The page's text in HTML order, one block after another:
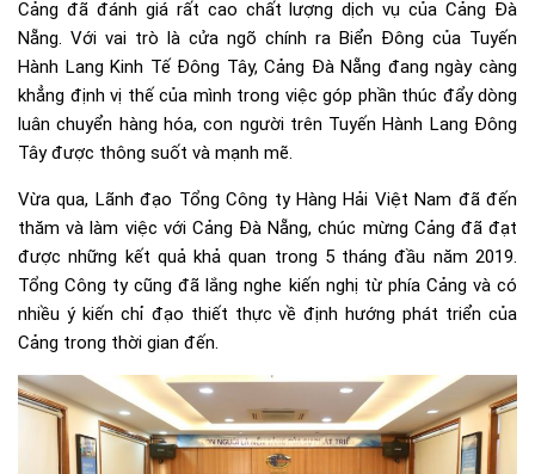
Cảng đã đánh giá rất cao chất lượng dịch vụ của Cảng Đà
Nẵng. Với vai trò là cửa ngõ chính ra Biển Đông của Tuyến
Hành Lang Kinh Tế Đông Tây, Cảng Đà Nẵng đang ngày càng
khẳng định vị thế của mình trong việc góp phần thúc đẩy dòng
luân chuyển hàng hóa, con người trên Tuyến Hành Lang Đông
Tây được thông suốt và mạnh mẽ.
Vừa qua, Lãnh đạo Tổng Công ty Hàng Hải Việt Nam đã đến
thăm và làm việc với Cảng Đà Nẵng, chúc mừng Cảng đã đạt
được những kết quả khả quan trong 5 tháng đầu năm 2019.
Tổng Công ty cũng đã lắng nghe kiến nghị từ phía Cảng và có
nhiều ý kiến chỉ đạo thiết thực về định hướng phát triển của
Cảng trong thời gian đến.